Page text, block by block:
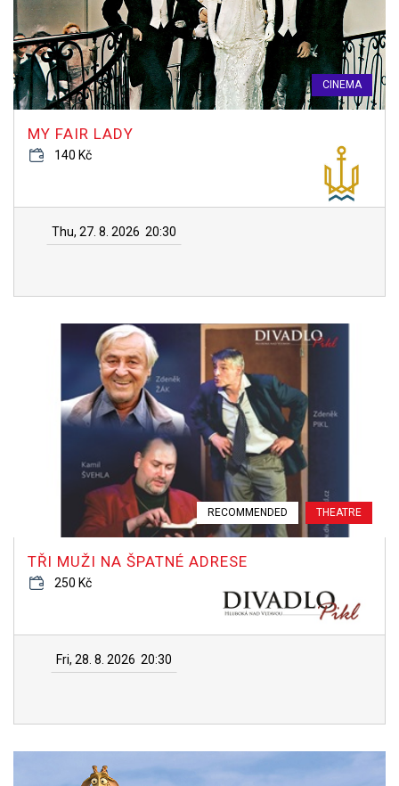
CINEMA
MY FAIR LADY
140 Kč
Thu, 27. 8. 2026 20:30
RECOMMENDED THEATRE
TŘI MUŽI NA ŠPATNÉ ADRESE
250 Kč
Fri, 28. 8. 2026 20:30